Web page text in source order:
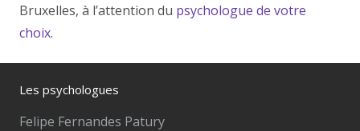
Bruxelles, à l’attention du psychologue de votre
choix.
Les psychologues
Felipe Fernandes Patury